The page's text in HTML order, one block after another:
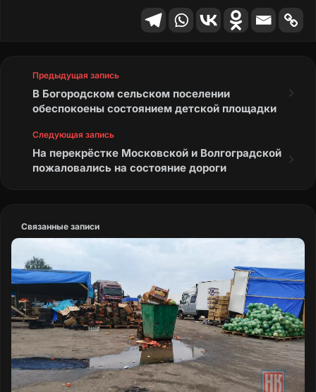
Предыдущая запись
В Богородском сельском поселении
обеспокоены состоянием детской площадки
Следующая запись
На перекрёстке Московской и Волгоградской
пожаловались на состояние дороги
Связанные записи